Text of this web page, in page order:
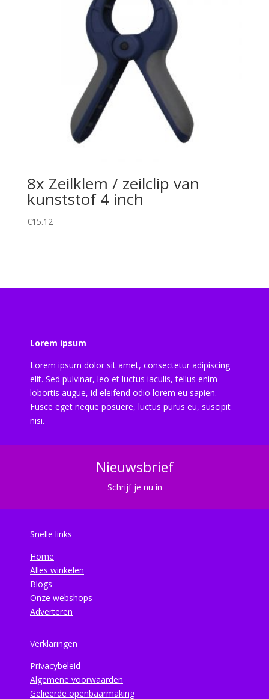
8x Zeilklem / zeilclip van
kunststof 4 inch
€15.12
Lorem ipsum
Lorem ipsum dolor sit amet, consectetur adipiscing
elit. Sed pulvinar, leo et luctus iaculis, tellus enim
lobortis augue, id eleifend odio lorem eu sapien.
Fusce eget neque posuere, luctus purus eu, suscipit
nisi.
Nieuwsbrief
Schrijf je nu in
Snelle links
Home
Alles winkelen
Blogs
Onze webshops
Adverteren
Verklaringen
Privacybeleid
Algemene voorwaarden
Gelieerde openbaarmaking